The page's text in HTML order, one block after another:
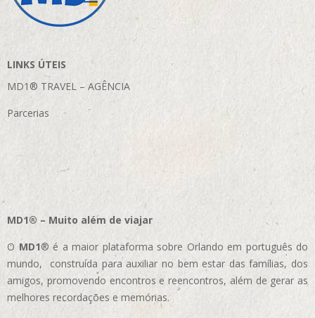
LINKS ÚTEIS
MD1® TRAVEL – AGÊNCIA
Parcerias
MD1® – Muito além de viajar
O MD1® é a maior plataforma sobre Orlando em português do
mundo, construída para auxiliar no bem estar das famílias, dos
amigos, promovendo encontros e reencontros, além de gerar as
melhores recordações e memórias.